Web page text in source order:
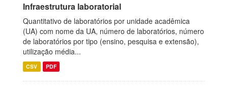
Infraestrutura laboratorial
Quantitativo de laboratórios por unidade acadêmica
(UA) com nome da UA, número de laboratórios, número
de laboratórios por tipo (ensino, pesquisa e extensão),
utilização média...
CSV PDF